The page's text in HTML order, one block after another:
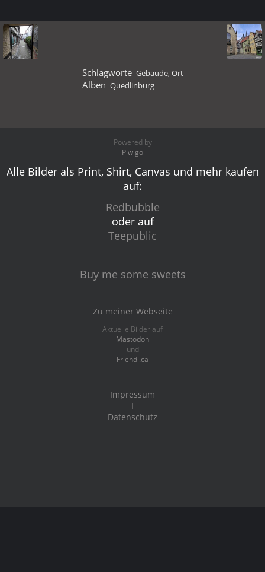
Schlagworte Gebäude,Ort
Alben Quedlinburg
Powered by
Piwigo
Alle Bilder als Print, Shirt, Canvas und mehr kaufen
auf:
Redbubble
oder auf
Teepublic
Buy me some sweets
Zu meiner Webseite
Aktuelle Bilder auf
Mastodon
und
Friendi.ca
Impressum
I
Datenschutz